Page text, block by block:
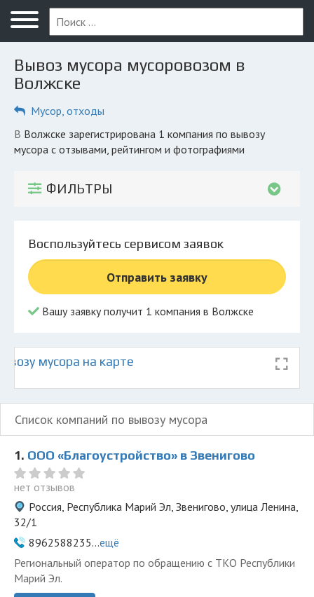
Меню
Главная
Вопрос юристу
Компании
Экоблог
© 2026 Все права защищены
Вывоз мусора мусоровозом в
Волжске
Мусор, отходы
в Волжске зарегистрирована 1 компания по вывозу
мусора с отзывами, рейтингом и фотографиями
ФИЛЬТРЫ
Воспользуйтесь сервисом заявок
Отправить заявку
Вашу заявку получит 1 компания в Волжске
мусора на карте
Список компаний по вывозу мусора
1. ООО «Благоустройство» в Звенигово
нет отзывов
Россия, Республика Марий Эл, Звенигово, улица Ленина,
32/1
8962588235...ещё
Региональный оператор по обращению с ТКО Республики
Марий Эл.